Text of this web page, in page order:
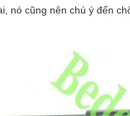
nó cũng nên chú ý đến